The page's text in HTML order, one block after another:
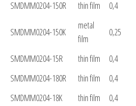
SMDMM0204-150R
thin film 0,4
SMDMM0204-150K
metal
film
0,25
SMDMM0204-15R thin film 0,4
SMDMM0204-180R
thin film 0,4
SMDMM0204-18K
thin film 0,4